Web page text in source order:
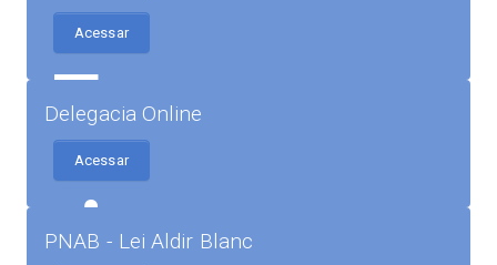
Acessar
Delegacia Online
Acessar
PNAB - Lei Aldir Blanc